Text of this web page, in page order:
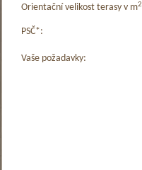
Orientační velikost terasy v m2
PSČ*:
Vaše požadavky: